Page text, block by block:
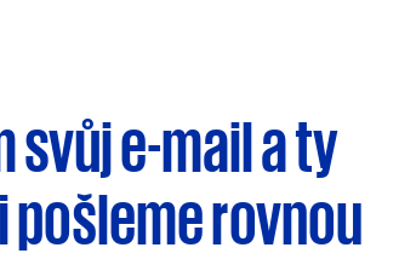
svůj e-maila ty
rovnou